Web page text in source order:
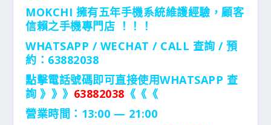
MOKCHI 擁有五年手機系統維護經驗，顧客
信賴之手機專門店 ！！！
WHATSAPP / WECHAT / CALL 查詢 / 預
約：63882038
點擊電話號碼即可直接使用WHATSAPP 查
詢 》》》 63882038 《《《
營業時間：13:00 — 21:00